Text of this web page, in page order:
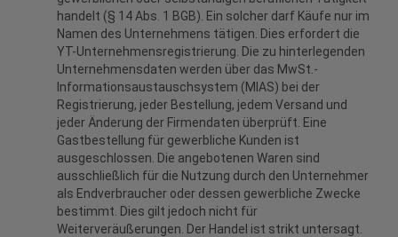
handelt (§ 14 Abs. 1 BGB). Ein solcher darf Käufe nur im
Namen des Unternehmens tätigen. Dies erfordert die
YT-Unternehmensregistrierung. Die zu hinterlegenden
Unternehmensdaten werden über das MwSt.-
Informationsaustauschsystem (MIAS) bei der
Registrierung, jeder Bestellung, jedem Versand und
jeder Änderung der Firmendaten überprüft. Eine
Gastbestellung für gewerbliche Kunden ist
ausgeschlossen. Die angebotenen Waren sind
ausschließlich für die Nutzung durch den Unternehmer
als Endverbraucher oder dessen gewerbliche Zwecke
bestimmt. Dies gilt jedoch nicht für
Weiterveräußerungen. Der Handel ist strikt untersagt.